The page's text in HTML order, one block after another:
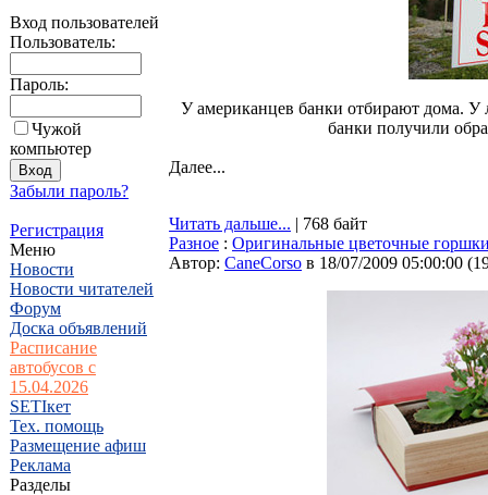
Вход пользователей
Пользователь:
Пароль:
Чужой
компьютер
Забыли пароль?
Регистрация
Меню
Новости
Новости читателей
Форум
Доска объявлений
Расписание
автобусов с
15.04.2026
SETIкет
Тех. помощь
Размещение афиш
Реклама
Разделы
У американцев банки отбирают дома. У
банки получили
Далее...
Читать дальше... | 768 байт
Разное : Оригинальные цветочные
Автор: CaneCorso в 18/07/2009 05:00:00 (